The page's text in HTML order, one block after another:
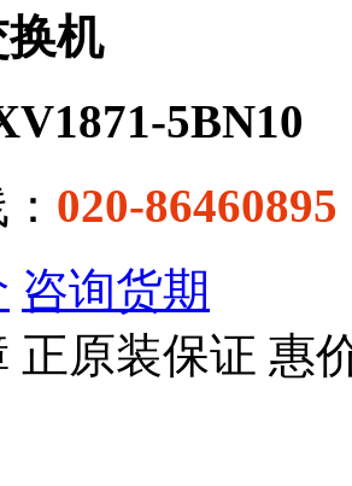
机
5BN10
020-86460895
咨询货期
正原装保证 惠